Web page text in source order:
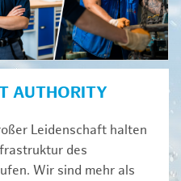
AUTHORITY
Leidenschaft halten
des
Wir sind mehr als